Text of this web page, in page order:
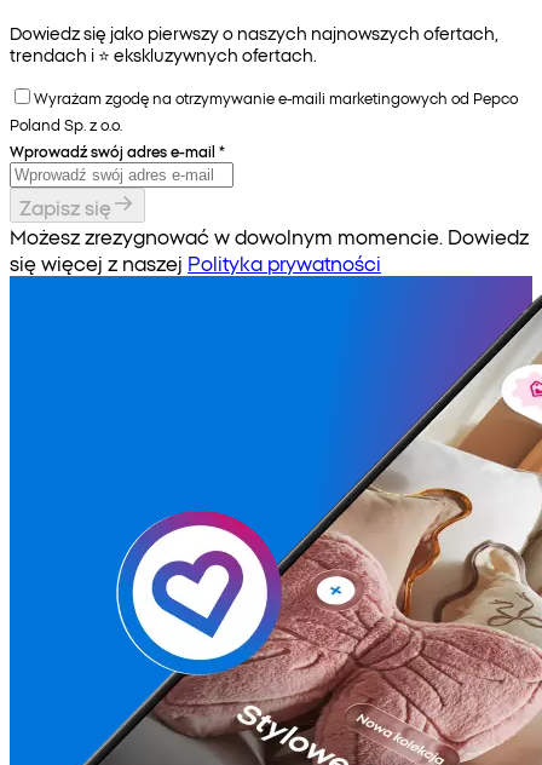
Dowiedz się jako pierwszy o naszych najnowszych ofertach,
trendach i ⭐️ ekskluzywnych ofertach.
Wyrażam zgodę na otrzymywanie e-maili marketingowych od Pepco
Poland Sp. z o.o.
Wprowadź swój adres e-mail *
Zapisz się
Możesz zrezygnować w dowolnym momencie. Dowiedz
się więcej z naszej Polityka prywatności